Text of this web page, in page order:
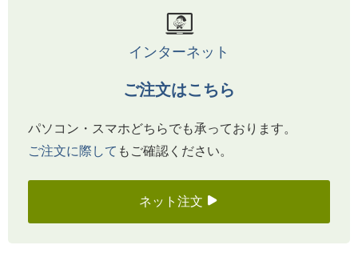
インターネット
ご注文はこちら
パソコン・スマホどちらでも承っております。
ご注文に際して もご確認ください。
ネット注文